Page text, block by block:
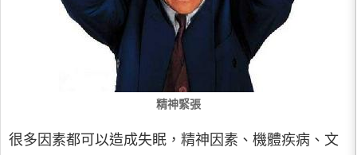
精神緊張
很多因素都可以造成失眠，精神因素、機體疾病、文